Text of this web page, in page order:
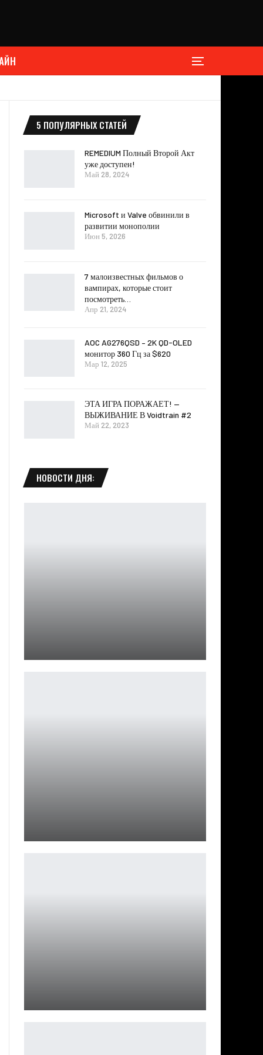
5 ПОПУЛЯРНЫХ СТАТЕЙ
REMEDIUM Полный Второй Акт
уже доступен!
Май 28, 2024
Microsoft и Valve обвинили в
развитии монополии
Июн 5, 2026
7 малоизвестных фильмов о
вампирах, которые стоит
посмотреть…
Апр 21, 2024
AOC AG276QSD – 2K QD-OLED
монитор 360 Гц за $620
Мар 12, 2025
ЭТА ИГРА ПОРАЖАЕТ! —
ВЫЖИВАНИЕ В Voidtrain #2
Май 22, 2023
НОВОСТИ ДНЯ: